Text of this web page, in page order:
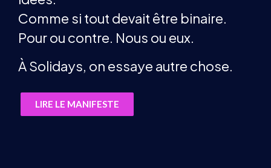
Comme si tout devait être binaire.
Pour ou contre. Nous ou eux.
À Solidays, on essaye autre chose.
LIRE LE MANIFESTE